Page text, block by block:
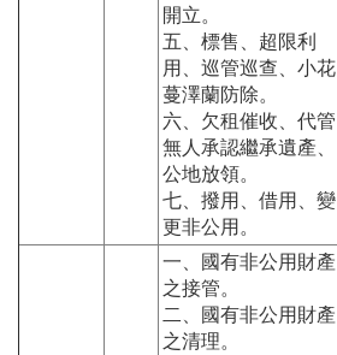
開立。
五、標售、超限利
用、巡管巡查、小花
蔓澤蘭防除。
六、欠租催收、代管
無人承認繼承遺產、
公地放領。
七、撥用、借用、變
更非公用。
一、國有非公用財產
之接管。
二、國有非公用財產
之清理。